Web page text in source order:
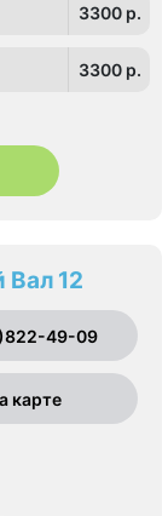
3300 p.
3300 p.
12
49-09
карте